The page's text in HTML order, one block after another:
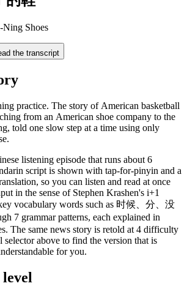
Shoes
the transcript
practice. The story of American basketball
from an American shoe company to the
told one slow step at a time using only
listening episode that runs about 6
script is shown with tap-for-pinyin and a
so you can listen and read at once
in the sense of Stephen Krashen's i+1
vocabulary words such as 时候、分、没
7 grammar patterns, each explained in
The same news story is retold at 4 difficulty
above to find the version that is
for you.